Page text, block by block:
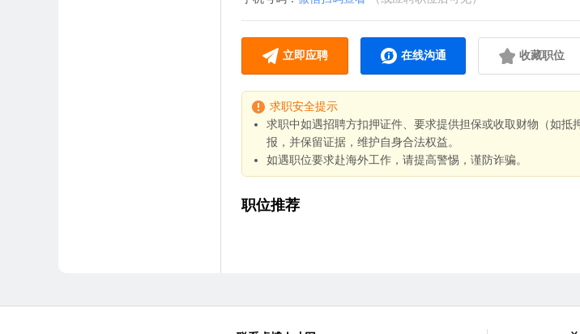
立即应聘 在线沟通 收藏职位
求职安全提示
求职中如遇招聘方扣押证件、要求提供担保或收取财物（如
报，并保留证据，维护自身合法权益。
如遇职位要求赴海外工作，请提高警惕，谨防诈骗。
职位推荐